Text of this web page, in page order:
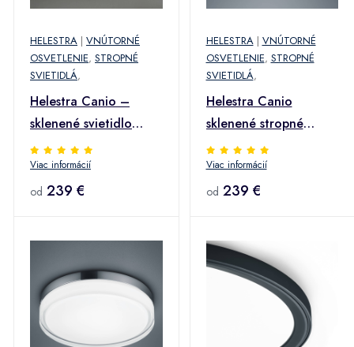
HELESTRA | VNÚTORNÉ
OSVETLENIE, STROPNÉ
SVIETIDLÁ,
Helestra Canio –
sklenené svietidlo
dymovej farby
Viac informácií
od 239 €
HELESTRA| VNÚTORNÉ
OSVETLENIE, STROPNÉ
SVIETIDLÁ,
Helestra Canio
sklenené stropné
svietidlo, jantár
Viac informácií
od 239 €